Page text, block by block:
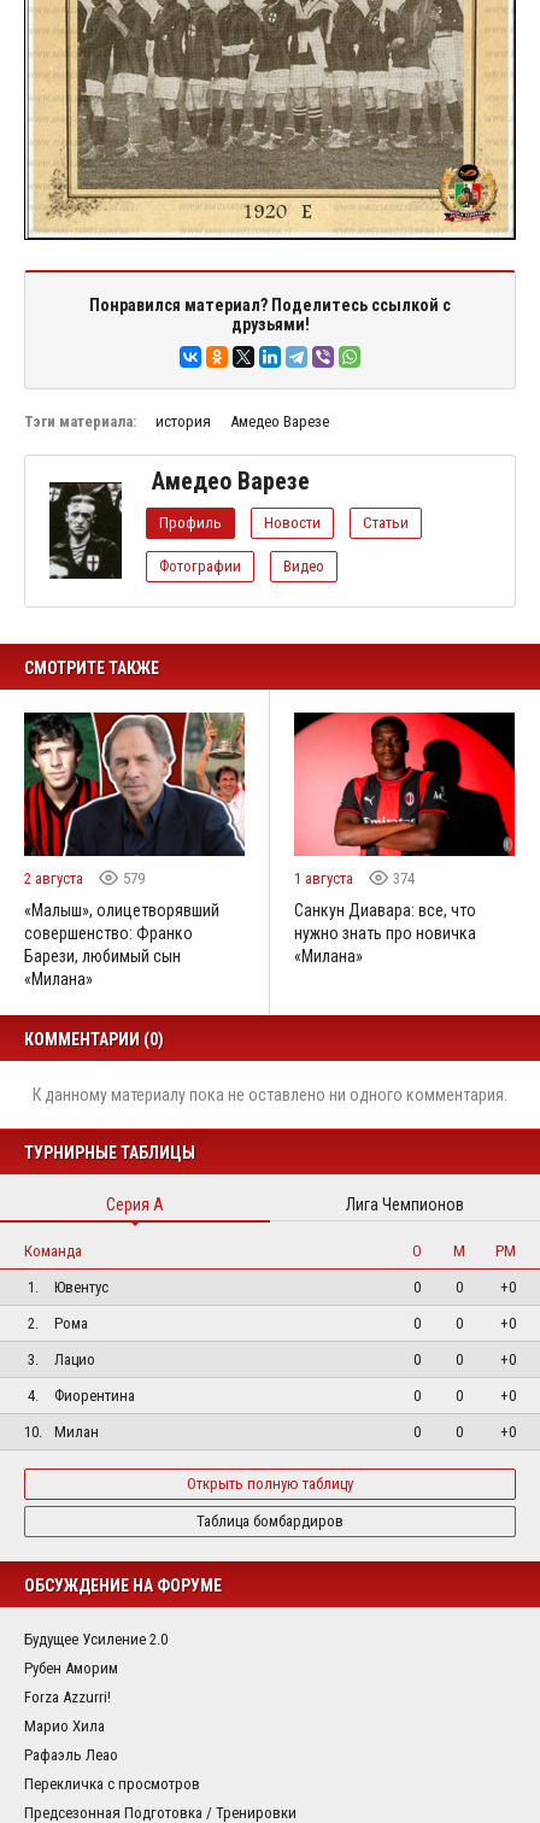
Понравился материал? Поделитесь ссылкой с
друзьями!
Тэги материала: история Амедео Варезе
Амедео Варезе
Профиль Новости Статьи
Фотографии Видео
СМОТРИТЕ ТАКЖЕ
2 августа 579
«Малыш», олицетворявший
совершенство: Франко
Барези, любимый сын
«Милана»
1 августа 374
Санкун Диавара: все, что
нужно знать про новичка
«Милана»
КОММЕНТАРИИ (0)
К данному материалу пока не оставлено ни одного комментария.
ТУРНИРНЫЕ ТАБЛИЦЫ
Серия А Лига Чемпионов
Команда О М
РМ
1.
Ювентус 0 0
+0
2.
Рома 0 0
+0
3.
Лацио 0 0
+0
4.
Фиорентина 0 0
+0
10.
Милан 0 0 +0
Открыть полную таблицу
Таблица бомбардиров
ОБСУЖДЕНИЕ НА ФОРУМЕ
Будущее Усиление 2.0
Рубен Аморим
Forza Azzurri!
Марио Хила
Рафаэль Леао
Перекличка с просмотров
Предсезонная Подготовка / Тренировки